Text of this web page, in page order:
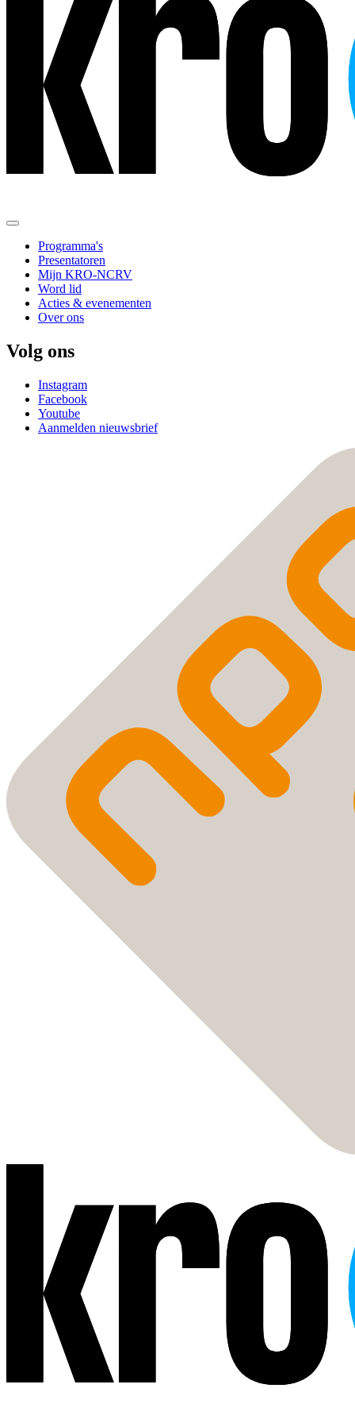
Programma's
Presentatoren
Mijn KRO-NCRV
Word lid
Acties & evenementen
Over ons
Volg ons
Instagram
Facebook
Youtube
Aanmelden nieuwsbrief